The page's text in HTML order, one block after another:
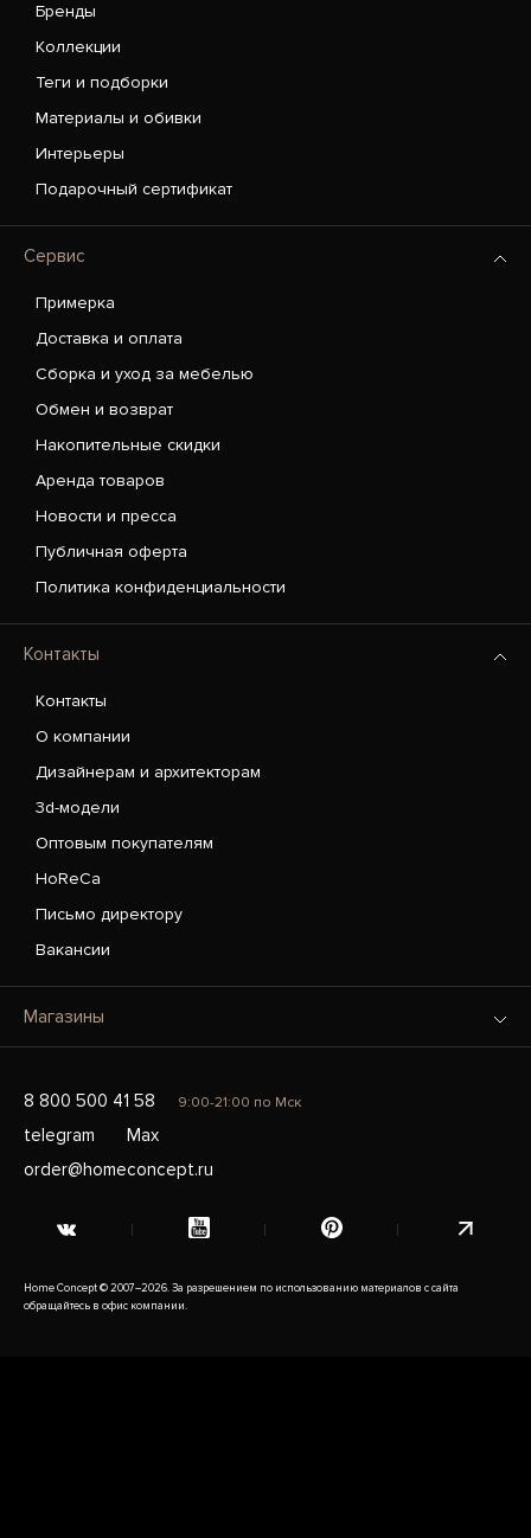
Бренды
Коллекции
Теги и подборки
Материалы и обивки
Интерьеры
Подарочный сертификат
Сервис
Примерка
Доставка и оплата
Сборка и уход за мебелью
Обмен и возврат
Накопительные скидки
Аренда товаров
Новости и пресса
Публичная оферта
Политика конфиденциальности
Контакты
Контакты
О компании
Дизайнерам и архитекторам
3d-модели
Оптовым покупателям
HoReCa
Письмо директору
Вакансии
Магазины
8 800 500 41 58 9:00-21:00 по Мск
telegram
Max
order@homeconcept.ru
Home Concept © 2007–2026. За разрешением по использованию материалов с сайта
обращайтесь в офис компании.